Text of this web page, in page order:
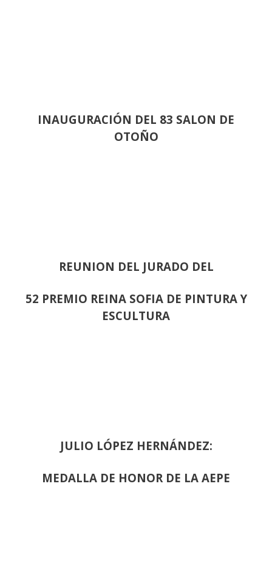
INAUGURACIÓN DEL 83 SALON DE
OTOÑO
REUNION DEL JURADO DEL
52 PREMIO REINA SOFIA DE PINTURA Y
ESCULTURA
JULIO LÓPEZ HERNÁNDEZ:
MEDALLA DE HONOR DE LA AEPE